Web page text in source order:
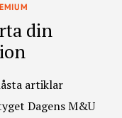
din
artiklar
Dagens M&U